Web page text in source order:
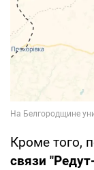
Кроме того,
связи